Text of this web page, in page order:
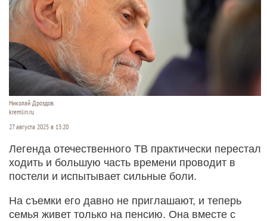
Николай Дроздов.
kremlin.ru
27 августа 2025 в 13:20
Легенда отечественного ТВ практически перестал
ходить и большую часть времени проводит в
постели и испытывает сильные боли.
На съемки его давно не приглашают, и теперь
семья живет только на пенсию. Она вместе с